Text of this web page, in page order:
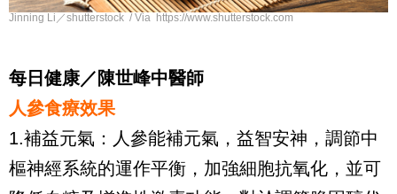
Jinning Li／shutterstock / Via https://www.shutterstock.com
每日健康／陳世峰中醫師
人參食療效果
1.補益元氣：人參能補元氣，益智安神，調節中
樞神經系統的運作平衡，加強細胞抗氧化，並可